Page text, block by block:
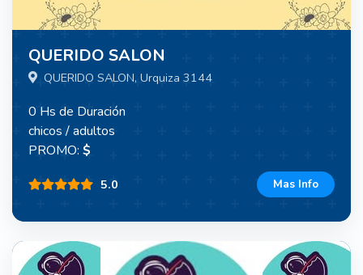
QUERIDO SALON
QUERIDO SALON, Urquiza 3144
0 Hs de Duración
chicos / adultos
PROMO: $
5.0 Mas Info